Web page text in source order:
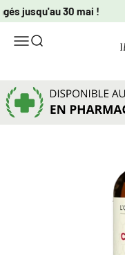
Passer au contenu
jusqu'au 30 mai !
Ouvrir la navigation
Ouvrir la recherche